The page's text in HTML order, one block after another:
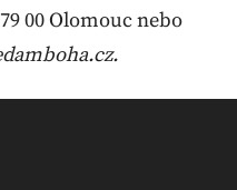
00 Olomouc nebo